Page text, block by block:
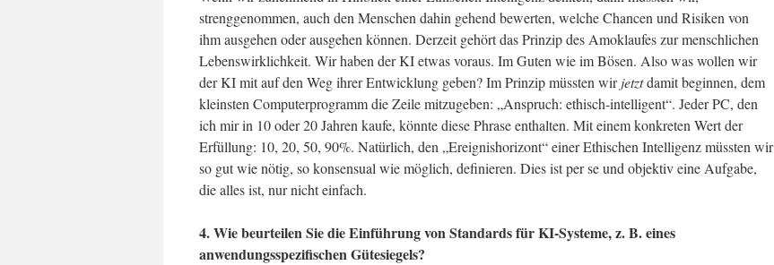
strenggenommen, auch den Menschen dahin gehend bewerten, welche Chancen und Risiken von
ihm ausgehen oder ausgehen können. Derzeit gehört das Prinzip des Amoklaufes zur menschlichen
Lebenswirklichkeit. Wir haben der KI etwas voraus. Im Guten wie im Bösen. Also was wollen wir
der KI mit auf den Weg ihrer Entwicklung geben? Im Prinzip müssten wirjetztdamit beginnen, dem
kleinsten Computerprogramm die Zeile mitzugeben: „Anspruch: ethisch-intelligent“. Jeder PC, den
ich mir in 10 oder 20 Jahren kaufe, könnte diese Phrase enthalten. Mit einem konkreten Wert der
Erfüllung: 10, 20, 50, 90%. Natürlich, den „Ereignishorizont“ einer Ethischen Intelligenz müssten wir
so gut wie nötig, so konsensual wie möglich, definieren. Dies ist per se und objektiv eine Aufgabe,
die alles ist, nur nicht einfach.
4. Wie beurteilen Sie die Einführung von Standards für KI-Systeme, z. B. eines
anwendungsspezifischen Gütesiegels?